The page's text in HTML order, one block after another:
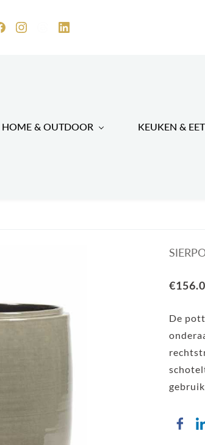
HOME & OUTDOOR KEUKEN &
De